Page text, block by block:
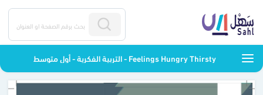
Feelings Hungry Thirsty - التربية الفكرية - أول متوسط